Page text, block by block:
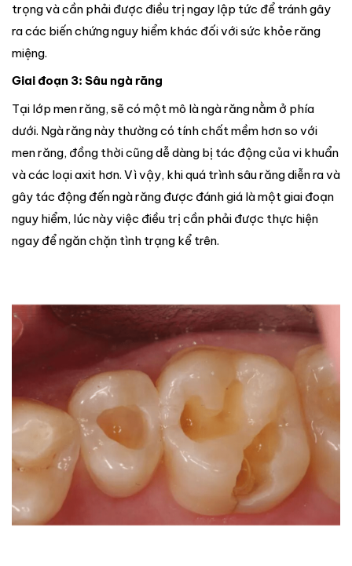
trọng và cần phải được điều trị ngay lập tức để tránh gây
ra các biến chứng nguy hiểm khác đối với sức khỏe răng
miệng.
Giai đoạn 3: Sâu ngà răng
Tại lớp men răng, sẽ có một mô là ngà răng nằm ở phía
dưới. Ngà răng này thường có tính chất mềm hơn so với
men răng, đồng thời cũng dễ dàng bị tác động của vi khuẩn
và các loại axit hơn. Vì vậy, khi quá trình sâu răng diễn ra và
gây tác động đến ngà răng được đánh giá là một giai đoạn
nguy hiểm, lúc này việc điều trị cần phải được thực hiện
ngay để ngăn chặn tình trạng kể trên.